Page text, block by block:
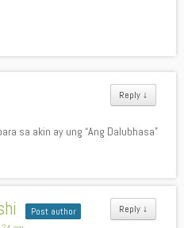
Reply ↓
sa akin ay ung “Ang Dalubhasa”
Reply ↓
Post author